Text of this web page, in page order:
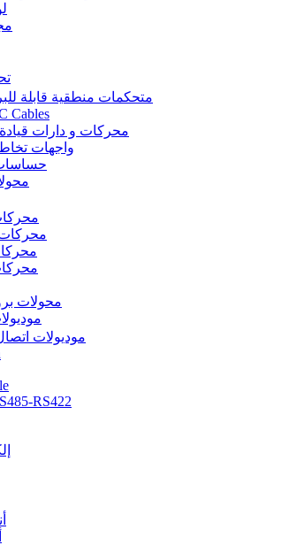
متحكمات منطقية قابلة
Cables
محركات و دارات
واجهات
محولات
موديولات
RS422